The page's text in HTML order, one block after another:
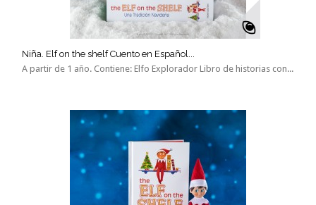
Niña. Elf on the shelf Cuento en Español...
A partir de 1 año. Contiene: Elfo Explorador Libro de historias con...